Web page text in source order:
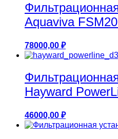
Aquaviva
78000,00 ₽
Hayward
46000,00 ₽